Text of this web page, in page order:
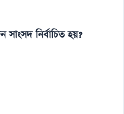
নিৰ্বাচিত হয়?